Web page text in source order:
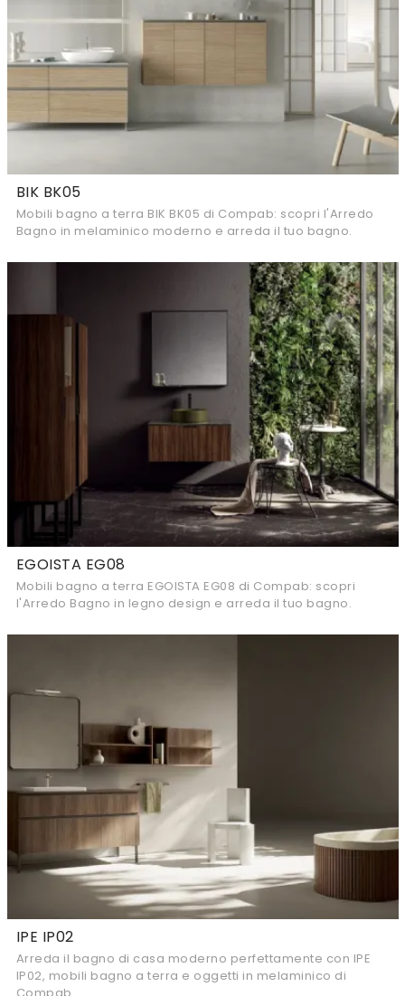
BIK BK05
Mobili bagno a terra BIK BK05 di Compab: scopri l'Arredo
Bagno in melaminico moderno e arreda il tuo bagno.
EGOISTA EG08
Mobili bagno a terra EGOISTA EG08 di Compab: scopri
l'Arredo Bagno in legno design e arreda il tuo bagno.
IPE IP02
Arreda il bagno di casa moderno perfettamente con IPE
IP02, mobili bagno a terra e oggetti in melaminico di